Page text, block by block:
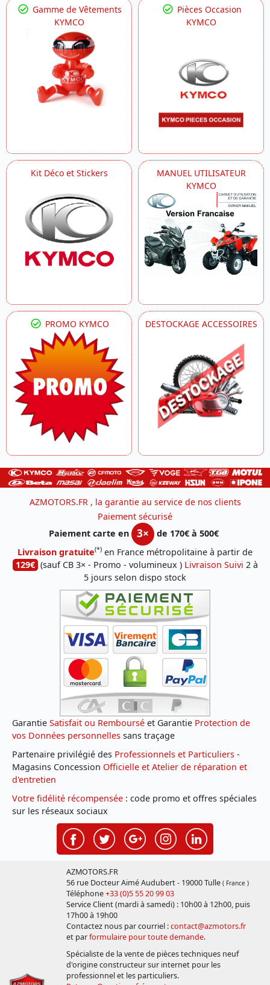
Gamme de Vêtements
KYMCO
Pièces Occasion
KYMCO
Kit Déco et Stickers
MANUEL UTILISATEUR
KYMCO
PROMO KYMCO DESTOCKAGE ACCESSOIRES
AZMOTORS.FR , la garantie au service de nos clients
Paiement sécurisé
Paiement carte en
3×
de 170€ à 500€
Livraison gratuite(*) en France métropolitaine à partir de
129€ (sauf CB 3× - Promo - volumineux ) Livraison Suivi 2 à
5 jours selon dispo stock
Garantie Satisfait ou Remboursé et Garantie Protection de
vos Données personnelles sans traçage
Partenaire privilégié des Professionnels et Particuliers -
Magasins Concession Officielle et Atelier de réparation et
d'entretien
Votre fidélité récompensée : code promo et offres spéciales
sur les réseaux sociaux
AZMOTORS.FR
56 rue Docteur Aimé Audubert - 19000 Tulle ( France )
Téléphone+33 (0)5 55 20 99 03
Service Client (mardi à samedi) : 10h00 à 12h00, puis
17h00 à 19h00
Contactez nous par courriel :contact@azmotors.fr
et parformulaire pour toute demande.
Spécialiste de la vente de pièces techniques neuf
d'origine constructeur sur internet pour les
professionnel et les particuliers.